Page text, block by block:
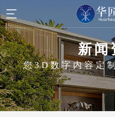
新闻
您3D数字内容定